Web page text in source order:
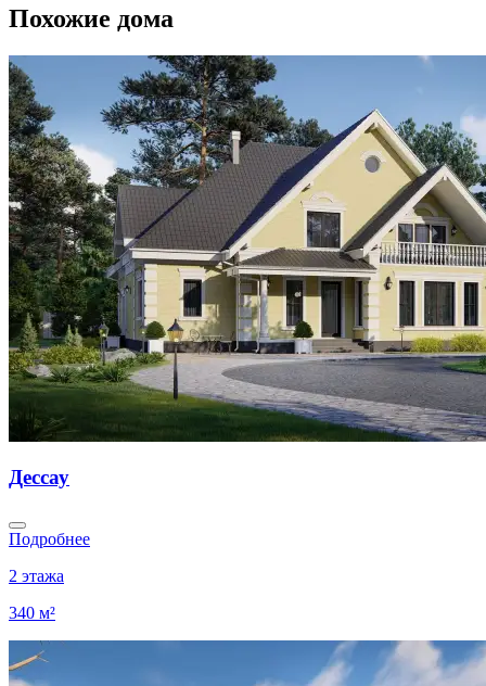
Похожие дома
Дессау
Подробнее
2 этажа
340 м²